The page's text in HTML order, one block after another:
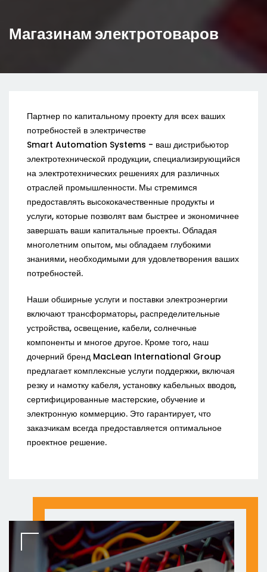
Магазинам электротоваров
Партнер по капитальному проекту для всех ваших
потребностей в электричестве
Smart Automation Systems - ваш дистрибьютор
электротехнической продукции, специализирующийся
на электротехнических решениях для различных
отраслей промышленности. Мы стремимся
предоставлять высококачественные продукты и
услуги, которые позволят вам быстрее и экономичнее
завершать ваши капитальные проекты. Обладая
многолетним опытом, мы обладаем глубокими
знаниями, необходимыми для удовлетворения ваших
потребностей.
Наши обширные услуги и поставки электроэнергии
включают трансформаторы, распределительные
устройства, освещение, кабели, солнечные
компоненты и многое другое. Кроме того, наш
дочерний бренд MacLean International Group
предлагает комплексные услуги поддержки, включая
резку и намотку кабеля, установку кабельных вводов,
сертифицированные мастерские, обучение и
электронную коммерцию. Это гарантирует, что
заказчикам всегда предоставляется оптимальное
проектное решение.